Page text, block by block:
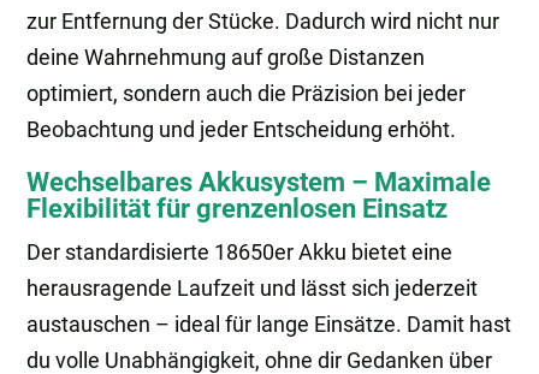
zur Entfernung der Stücke. Dadurch wird nicht nur
deine Wahrnehmung auf große Distanzen
optimiert, sondern auch die Präzision bei jeder
Beobachtung und jeder Entscheidung erhöht.
Wechselbares Akkusystem – Maximale
Flexibilität für grenzenlosen Einsatz
Der standardisierte 18650er Akku bietet eine
herausragende Laufzeit und lässt sich jederzeit
austauschen – ideal für lange Einsätze. Damit hast
du volle Unabhängigkeit, ohne dir Gedanken über